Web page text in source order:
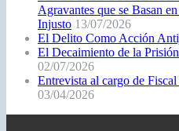
Agravantes que se Basan
Injusto 13/07/2026
El Delito Como Acción
El Decaimiento de la
02/07/2026
Entrevista al cargo de
03/04/2026